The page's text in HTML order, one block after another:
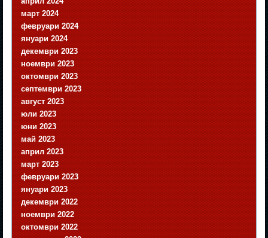
март 2024
февруари 2024
януари 2024
декември 2023
ноември 2023
октомври 2023
септември 2023
август 2023
юли 2023
юни 2023
май 2023
април 2023
март 2023
февруари 2023
януари 2023
декември 2022
ноември 2022
октомври 2022